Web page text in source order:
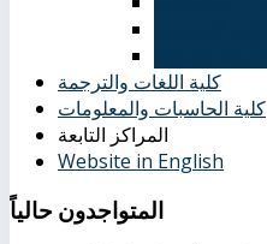
كلية اللغات والترجمة
كلية الحاسبات والمعلومات
المراكز التابعة
Website in English
المتواجدون حالياً